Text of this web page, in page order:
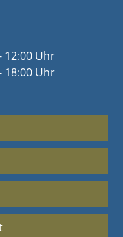
12:00 Uhr
18:00 Uhr